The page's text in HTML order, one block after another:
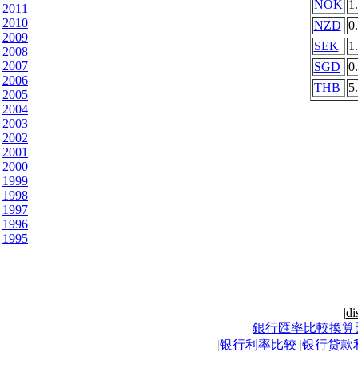
2011
2010
2009
2008
2007
2006
2005
2004
2003
2002
2001
2000
1999
1998
1997
1996
1995
NOK
NZD
SEK
SGD
THB
|
銀行匯率比較換算
|银行利率比较 |银行贷款